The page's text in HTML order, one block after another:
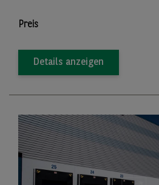
Preis
Details anzeigen